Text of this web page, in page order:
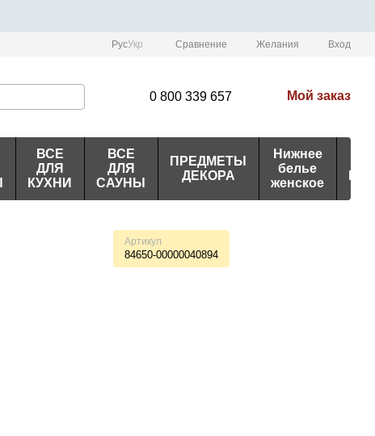
РусУкр Сравнение Желания Вход
0 800 339 657 Мой заказ
ВСЕ
ДЛЯ
КУХНИ
ВСЕ
ДЛЯ
САУНЫ
ПРЕДМЕТЫ
ДЕКОРА
Нижнее
белье
женское
Артикул
84650-00000040894